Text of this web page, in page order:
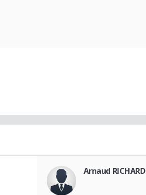
Arnaud RICHARD